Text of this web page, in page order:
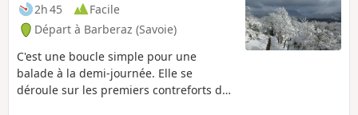
2h 45
Facile
Départ à Barberaz (Savoie)
C'est une boucle simple pour une
balade à la demi-journée. Elle se
déroule sur les premiers contreforts du